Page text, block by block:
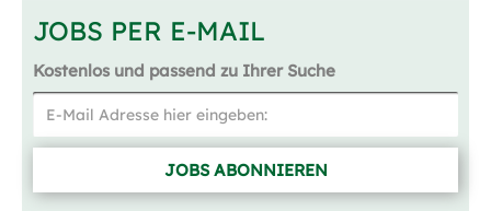
JOBS PER E-MAIL
Kostenlos und passend zu Ihrer Suche
JOBS ABONNIEREN